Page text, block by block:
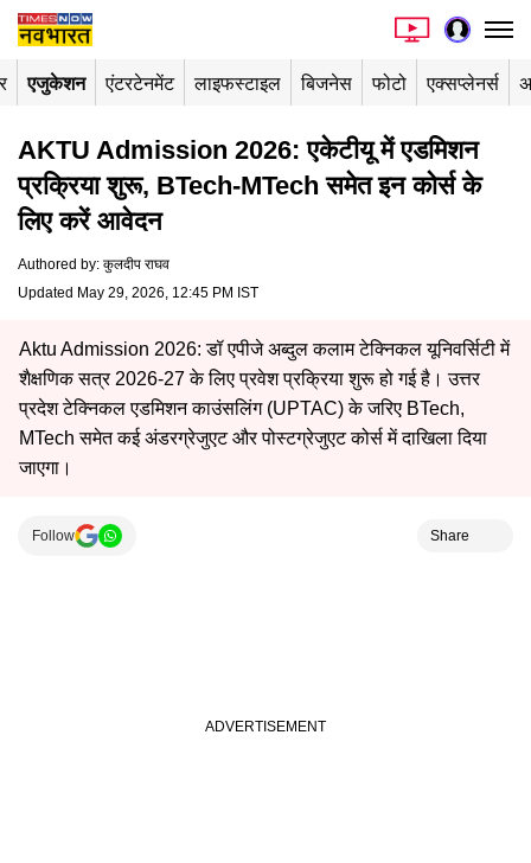
एजुकेशन एंटरटेनमेंट लाइफस्टाइल बिजनेस फोटो एक्सप्लेनर्स
AKTU Admission 2026: एकेटीयू में एडमिशन
प्रक्रिया शुरू, BTech-MTech समेत इन कोर्स के
लिए करें आवेदन
Authored by: कुलदीप राघव
Updated May 29, 2026, 12:45 PM IST
Aktu Admission 2026: डॉ एपीजे अब्दुल कलाम टेक्निकल यूनिवर्सिटी में
शैक्षणिक सत्र 2026-27 के लिए प्रवेश प्रक्रिया शुरू हो गई है। उत्तर
प्रदेश टेक्निकल एडमिशन काउंसलिंग (UPTAC) के जरिए BTech,
MTech समेत कई अंडरग्रेजुएट और पोस्टग्रेजुएट कोर्स में दाखिला दिया
जाएगा।
Follow Share